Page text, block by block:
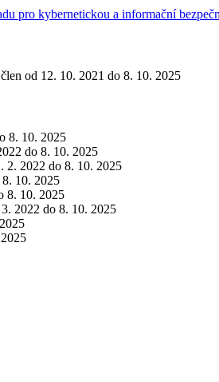
pro kybernetickou a informační
od 12. 10. 2021 do 8. 10. 2025
8. 10. 2025
do 8. 10. 2025
2. 2022 do 8. 10. 2025
10. 2025
8. 10. 2025
2022 do 8. 10. 2025